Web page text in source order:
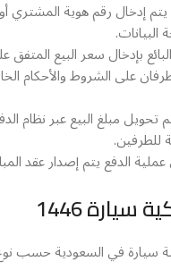
إدخال رقم هوية المشتري أو
بإدخال سعر البيع المتفق
على الشروط والأحكام
تحويل مبلغ البيع عبر نظام
للطرفين.
الدفع يتم إصدار عقد
1446
في السعودية حسب نوع